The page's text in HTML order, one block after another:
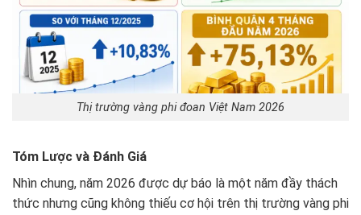
Thị trường vàng phi đoan Việt Nam 2026
Tóm Lược và Đánh Giá
Nhìn chung, năm 2026 được dự báo là một năm đầy thách
thức nhưng cũng không thiếu cơ hội trên thị trường vàng phi